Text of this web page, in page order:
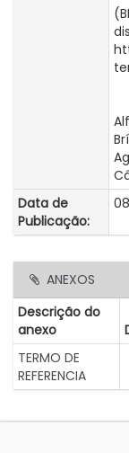
Data de
Publicação:
ANEXOS
Descrição do
anexo
TERMO DE
REFERENCIA